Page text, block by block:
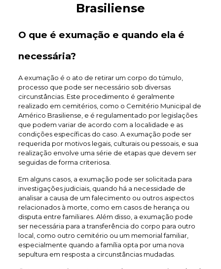
Brasiliense
O que é exumação e quando ela é
necessária?
A exumação é o ato de retirar um corpo do túmulo,
processo que pode ser necessário sob diversas
circunstâncias. Este procedimento é geralmente
realizado em cemitérios, como o Cemitério Municipal de
Américo Brasiliense, e é regulamentado por legislações
que podem variar de acordo com a localidade e as
condições específicas do caso. A exumação pode ser
requerida por motivos legais, culturais ou pessoais, e sua
realização envolve uma série de etapas que devem ser
seguidas de forma criteriosa.
Em alguns casos, a exumação pode ser solicitada para
investigações judiciais, quando há a necessidade de
analisar a causa de um falecimento ou outros aspectos
relacionados à morte, como em casos de herança ou
disputa entre familiares. Além disso, a exumação pode
ser necessária para a transferência do corpo para outro
local, como outro cemitério ou um memorial familiar,
especialmente quando a família opta por uma nova
sepultura em resposta a circunstâncias mudadas.